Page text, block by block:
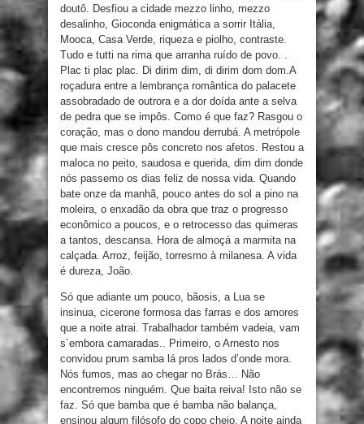
doutô. Desfiou a cidade mezzo linho, mezzo
desalinho, Gioconda enigmática a sorrir Itália,
Mooca, Casa Verde, riqueza e piolho, contraste.
Tudo e tutti na rima que arranha ruído de povo. .
Plac ti plac plac. Di dirim dim, di dirim dom dom.A
roçadura entre a lembrança romântica do palacete
assobradado de outrora e a dor doída ante a selva
de pedra que se impôs. Como é que faz? Rasgou o
coração, mas o dono mandou derrubá. A metrópole
que mais cresce pôs concreto nos afetos. Restou a
maloca no peito, saudosa e querida, dim dim donde
nós passemo os dias feliz de nossa vida. Quando
bate onze da manhã, pouco antes do sol a pino na
moleira, o enxadão da obra que traz o progresso
econômico a poucos, e o retrocesso das quimeras
a tantos, descansa. Hora de almoçá a marmita na
calçada. Arroz, feijão, torresmo à milanesa. A vida
é dureza, João.
Só que adiante um pouco, bãosis, a Lua se
insinua, cicerone formosa das farras e dos amores
que a noite atrai. Trabalhador também vadeia, vam
s´embora camaradas.. Primeiro, o Arnesto nos
convidou prum samba lá pros lados d’onde mora.
Nós fumos, mas ao chegar no Brás… Não
encontremos ninguém. Que baita reiva! Isto não se
faz. Só que bamba que é bamba não balança,
ensinou algum filósofo do copo cheio. A noite ainda